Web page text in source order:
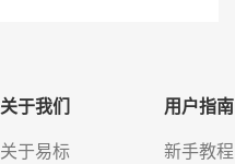
关于我们
关于易标
用户指南
新手教程